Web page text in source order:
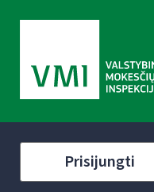
Prisijungti